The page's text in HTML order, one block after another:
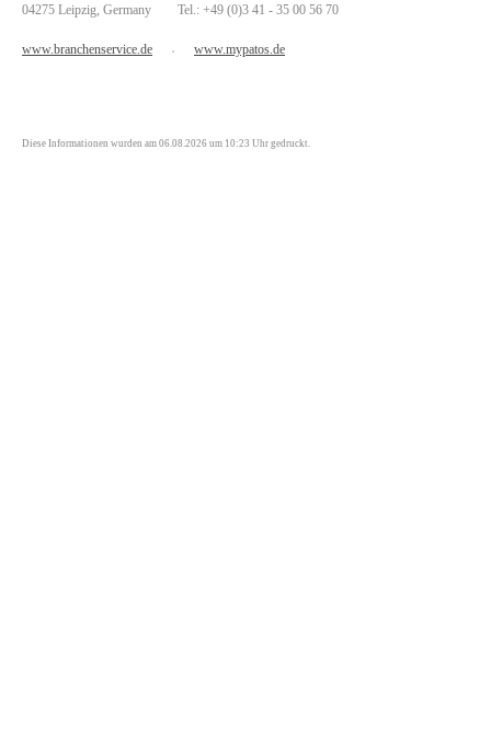
04275 Leipzig, Germany Tel.: +49 (0)3 41 - 35 00 56 70
www.branchenservice.de • www.mypatos.de
Diese Informationen wurden am 06.08.2026 um 10:23 Uhr gedruckt.